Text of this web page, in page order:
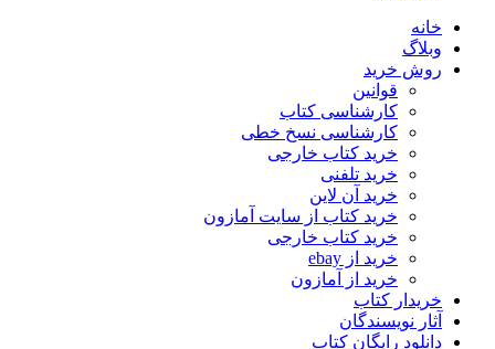
خانه
وبلاگ
روش خرید
قوانین
کارشناسی کتاب
کارشناسی نسخ خطی
خرید کتاب خارجی
خرید تلفنی
خرید آن لاین
خرید کتاب از سایت آمازون
خرید کتاب خارجی
خرید از ebay
خرید از آمازون
خریدار کتاب
آثار نویسندگان
دانلود رایگان کتاب